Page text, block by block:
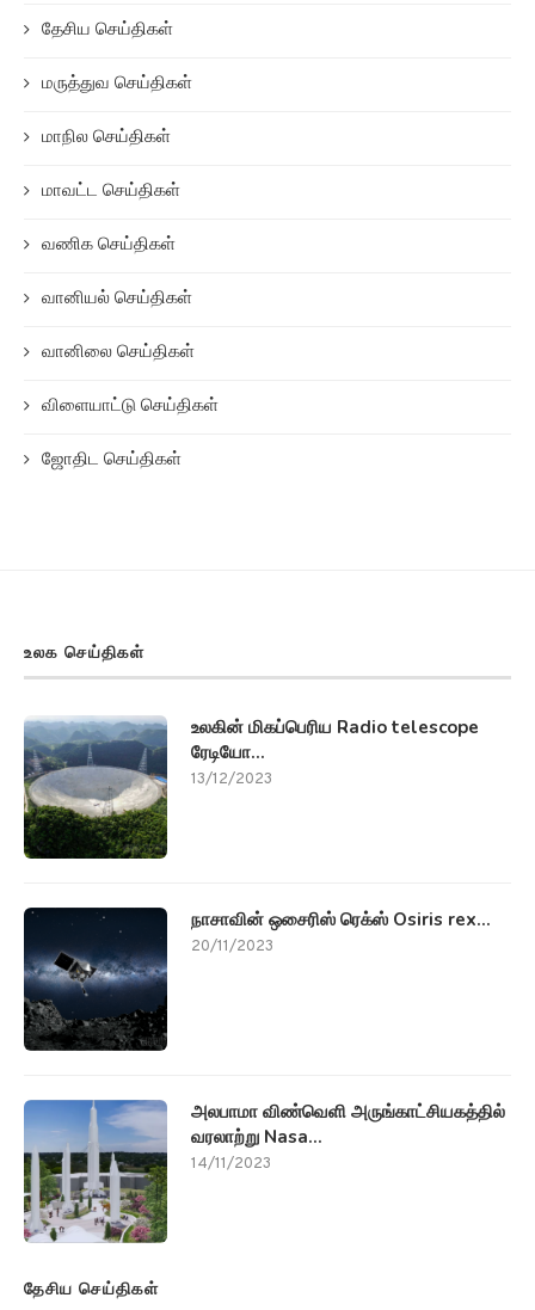
தேசிய செய்திகள்
மருத்துவ செய்திகள்
மாநில செய்திகள்
மாவட்ட செய்திகள்
வணிக செய்திகள்
வானியல் செய்திகள்
வானிலை செய்திகள்
விளையாட்டு செய்திகள்
ஜோதிட செய்திகள்
உலக செய்திகள்
உலகின் மிகப்பெரிய Radio telescope
ரேடியோ...
13/12/2023
நாசாவின் ஒசைரிஸ் ரெக்ஸ் Osiris rex...
20/11/2023
அலபாமா விண்வெளி அருங்காட்சியகத்தில்
வரலாற்று Nasa...
14/11/2023
தேசிய செய்திகள்